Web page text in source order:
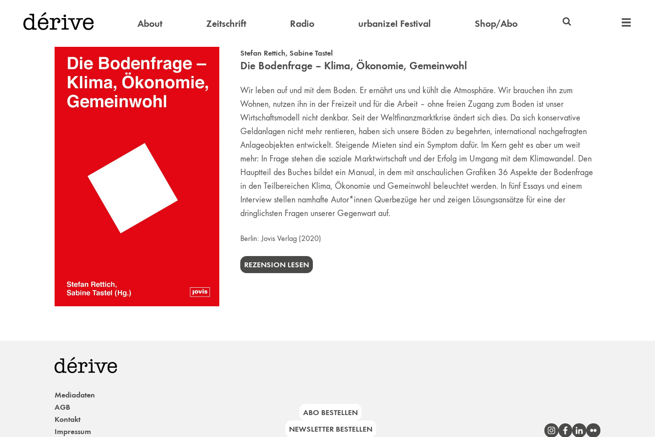
About Zeitschrift Radio urbanize! Festival Shop/Abo
Stefan Rettich, Sabine Tastel
Die Bodenfrage – Klima, Ökonomie, Gemeinwohl
Wir leben auf und mit dem Boden. Er ernährt uns und kühlt die Atmosphäre. Wir brauchen ihn zum
Wohnen, nutzen ihn in der Freizeit und für die Arbeit – ohne freien Zugang zum Boden ist unser
Wirtschaftsmodell nicht denkbar. Seit der Weltfinanzmarktkrise ändert sich dies. Da sich konservative
Geldanlagen nicht mehr rentieren, haben sich unsere Böden zu begehrten, international nachgefragten
Anlageobjekten entwickelt. Steigende Mieten sind ein Symptom dafür. Im Kern geht es aber um weit
mehr: In Frage stehen die soziale Marktwirtschaft und der Erfolg im Umgang mit dem Klimawandel. Den
Hauptteil des Buches bildet ein Manual, in dem mit anschaulichen Grafiken 36 Aspekte der Bodenfrage
in den Teilbereichen Klima, Ökonomie und Gemeinwohl beleuchtet werden. In fünf Essays und einem
Interview stellen namhafte Autor*innen Querbezüge her und zeigen Lösungsansätze für eine der
dringlichsten Fragen unserer Gegenwart auf.
Berlin:Jovis Verlag(2020)
REZENSION LESEN
Mediadaten
AGB
Kontakt
Impressum
ABO BESTELLEN
NEWSLETTER BESTELLEN